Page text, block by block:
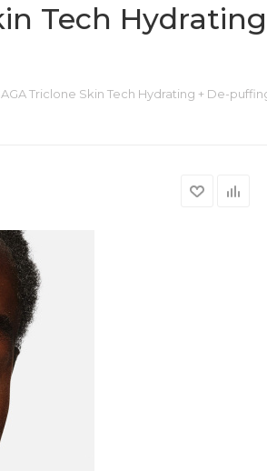
Tech
Triclone Skin Tech Hydrating + De-